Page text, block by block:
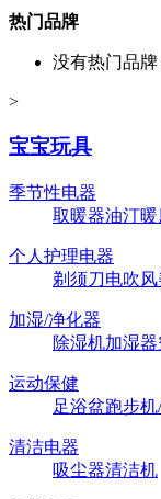
热门品牌
没有热门品牌
>
宝宝玩具
季节性电器
取暖器油汀
个人护理电器
剃须刀电吹风
加湿/净化器
除湿机加湿器
运动保健
足浴盆跑步
清洁电器
吸尘器清洁机